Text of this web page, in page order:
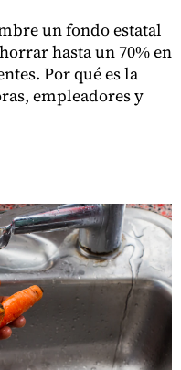
un fondo estatal
hasta un 70% en
Por qué es la
empleadores y